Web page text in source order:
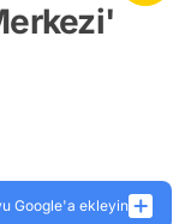
Google'a ekleyin